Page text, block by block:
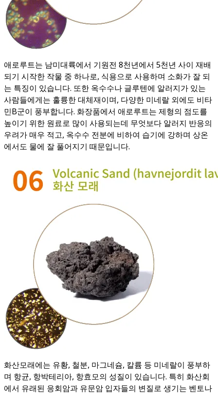
애로루트는 남미대륙에서 기원전 8천년에서 5천년 사이 재배
되기 시작한 작물 중 하나로, 식용으로 사용하며 소화가 잘 되
는 특징이 있습니다. 또한 옥수수나 글루텐에 알러지가 있는
사람들에게는 훌륭한 대체재이며, 다양한 미네랄 외에도 비타
민B군이 풍부합니다. 화장품에서 애로루트는 제형의 점도를
높이기 위한 원료로 많이 사용되는데 무엇보다 알러지 반응의
우려가 매우 적고, 옥수수 전분에 비하여 습기에 강하며 상온
에서도 물에 잘 풀어지기 때문입니다.
화산모래에는 유황, 철분, 마그네슘, 칼륨 등 미네랄이 풍부하
며 항균, 항박테리아, 항효모의 성질이 있습니다. 특히 화산회
에서 유래된 응회암과 유문암 입자들의 변질로 생기는 벤토나